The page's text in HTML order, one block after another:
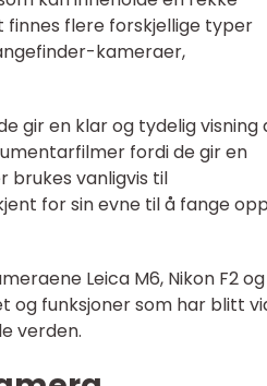
flere forskjellige typer
kameraer,
gir en klar og tydelig visning
fordi de gir en
brukes vanligvis til
for sin evne til å fange opp
Leica M6, Nikon F2 og
og funksjoner som har blitt
verden.